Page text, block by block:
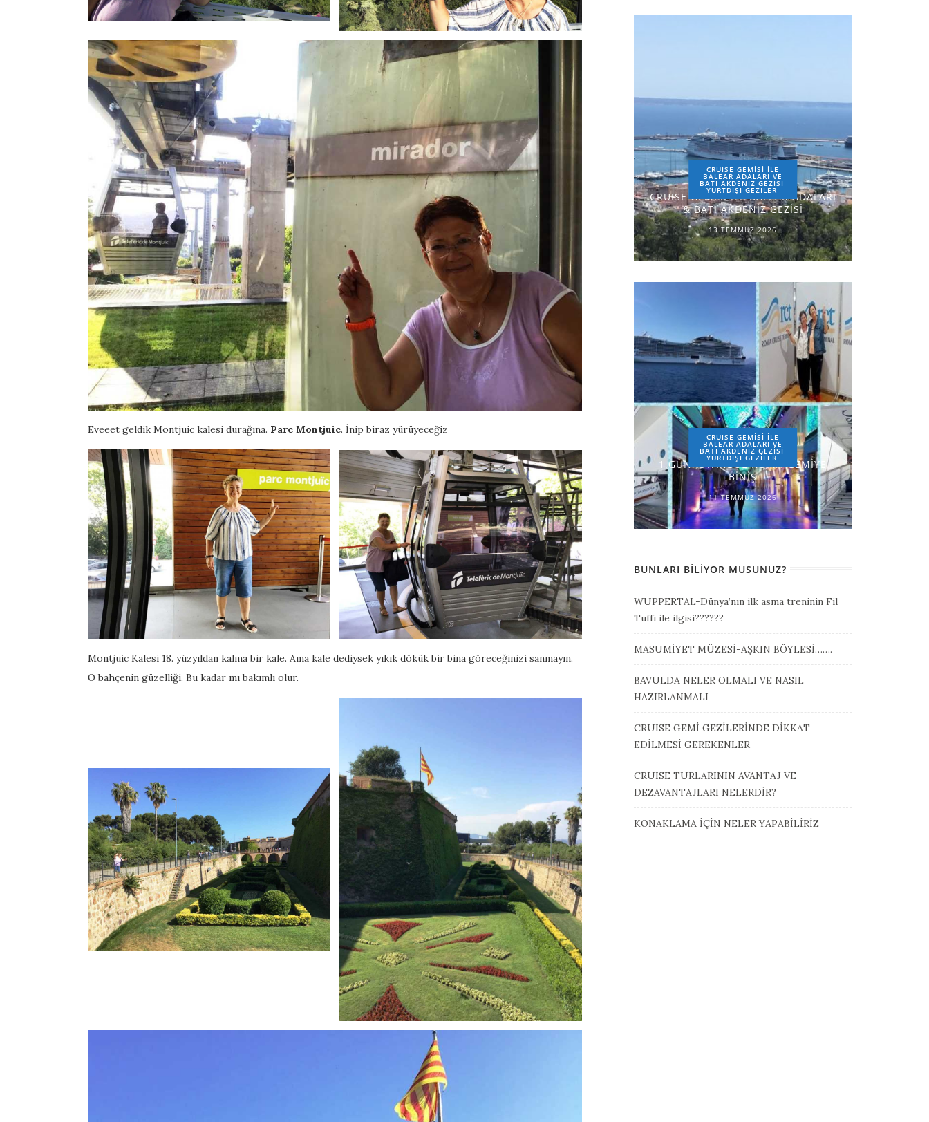
Eveeet geldik Montjuic kalesi durağına. Parc Montjuic. İnip biraz yürüyeceğiz
Montjuic Kalesi 18. yüzyıldan kalma bir kale. Ama kale dediysek yıkık dökük bir bina göreceğinizi sanmayın.
O bahçenin güzelliği. Bu kadar mı bakımlı olur.
CRUISE GEMİSİ İLE
BALEAR ADALARI VE
BATI AKDENİZ GEZİSİ
YURTDIŞI GEZILER
CRUISE GEMİSİ İLE BALEAR ADALARI
& BATI AKDENİZ GEZİSİ
13 TEMMUZ 2026
CRUISE GEMİSİ İLE
BALEAR ADALARI VE
BATI AKDENİZ GEZİSİ
YURTDIŞI GEZILER
1.GÜN-İSTANBUL-ROMA-GEMİYE
BİNİŞ
11 TEMMUZ 2026
BUNLARI BILIYOR MUSUNUZ?
WUPPERTAL-Dünya’nın ilk asma treninin Fil
Tuffi ile ilgisi??????
MASUMİYET MÜZESİ-AŞKIN BÖYLESİ…….
BAVULDA NELER OLMALI VE NASIL
HAZIRLANMALI
CRUISE GEMİ GEZİLERİNDE DİKKAT
EDİLMESİ GEREKENLER
CRUISE TURLARININ AVANTAJ VE
DEZAVANTAJLARI NELERDİR?
KONAKLAMA İÇİN NELER YAPABİLİRİZ